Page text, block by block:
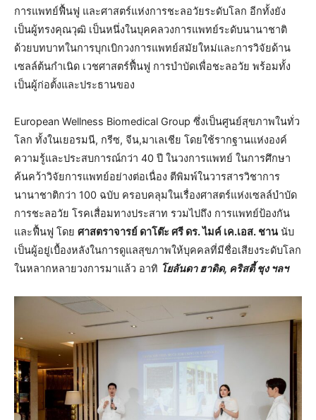
การแพทย์ฟื้นฟู และศาสตร์แห่งการชะลอวัยระดับโลก อีกทั้งยัง
เป็นผู้ทรงคุณวุฒิ เป็นหนึ่งในบุคคลวงการแพทย์ระดับนานาชาติ
ด้วยบทบาทในการบุกเบิกวงการแพทย์สมัยใหม่และการวิจัยด้าน
เซลล์ต้นกำเนิด เวชศาสตร์ฟื้นฟู การบำบัดเพื่อชะลอวัย พร้อมทั้ง
เป็นผู้ก่อตั้งและประธานของ
European Wellness Biomedical Group ซึ่งเป็นศูนย์สุขภาพในทั่ว
โลก ทั้งในเยอรมนี, กรีซ, จีน,มาเลเชีย โดยใช้รากฐานแห่งองค์
ความรู้และประสบการณ์กว่า 40 ปี ในวงการแพทย์ ในการศึกษา
ค้นคว้าวิจัยการแพทย์อย่างต่อเนื่อง ตีพิมพ์ในวารสารวิชาการ
นานาชาติกว่า 100 ฉบับ ครอบคลุมในเรื่องศาสตร์แห่งเซลล์บำบัด
การชะลอวัย โรคเสื่อมทางประสาท รวมไปถึง การแพทย์ป้องกัน
และฟื้นฟู โดย ศาสตราจารย์ ดาโต๊ะ ศรี ดร. ไมค์ เค.เอส. ชาน นับ
เป็นผู้อยู่เบื้องหลังในการดูแลสุขภาพให้บุคคลที่มีชื่อเสียงระดับโลก
ในหลากหลายวงการมาแล้ว อาทิ โยลันดาฮาดิด, คริสตี้ ชุง ฯลฯ